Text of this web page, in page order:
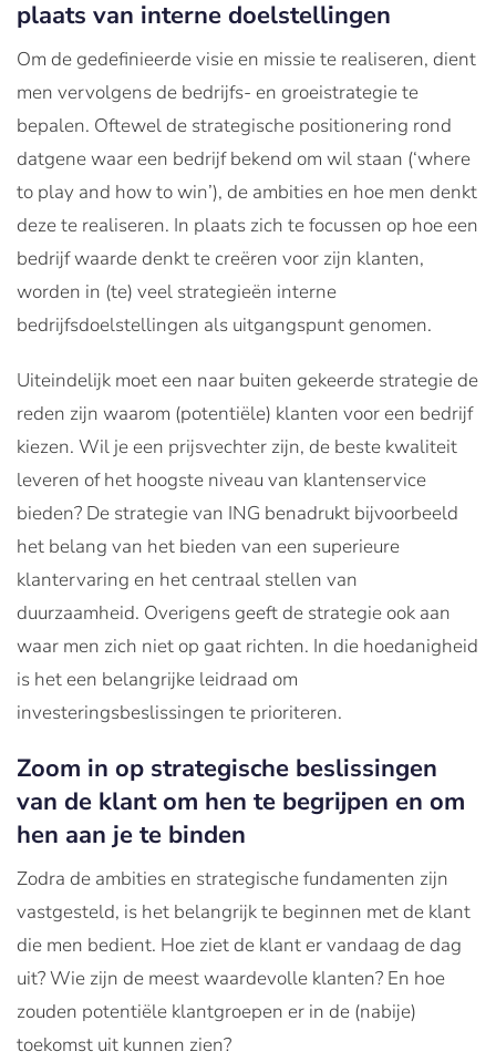
plaats van interne doelstellingen
Om de gedefinieerde visie en missie te realiseren, dient
men vervolgens de bedrijfs- en groeistrategie te
bepalen. Oftewel de strategische positionering rond
datgene waar een bedrijf bekend om wil staan (‘where
to play and how to win’), de ambities en hoe men denkt
deze te realiseren. In plaats zich te focussen op hoe een
bedrijf waarde denkt te creëren voor zijn klanten,
worden in (te) veel strategieën interne
bedrijfsdoelstellingen als uitgangspunt genomen.
Uiteindelijk moet een naar buiten gekeerde strategie de
reden zijn waarom (potentiële) klanten voor een bedrijf
kiezen. Wil je een prijsvechter zijn, de beste kwaliteit
leveren of het hoogste niveau van klantenservice
bieden? De strategie van ING benadrukt bijvoorbeeld
het belang van het bieden van een superieure
klantervaring en het centraal stellen van
duurzaamheid. Overigens geeft de strategie ook aan
waar men zich niet op gaat richten. In die hoedanigheid
is het een belangrijke leidraad om
investeringsbeslissingen te prioriteren.
Zoom in op strategische beslissingen
van de klant om hen te begrijpen en om
hen aan je te binden
Zodra de ambities en strategische fundamenten zijn
vastgesteld, is het belangrijk te beginnen met de klant
die men bedient. Hoe ziet de klant er vandaag de dag
uit? Wie zijn de meest waardevolle klanten? En hoe
zouden potentiële klantgroepen er in de (nabije)
toekomst uit kunnen zien?